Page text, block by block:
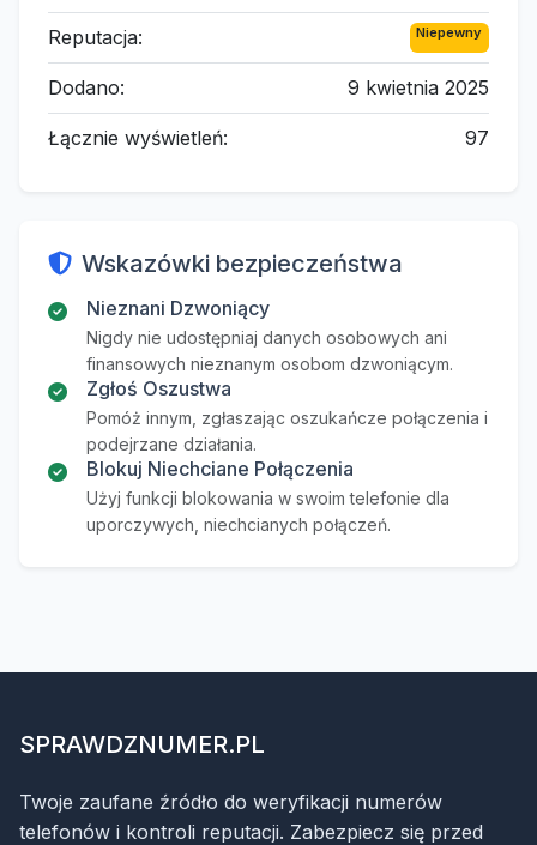
Reputacja: Niepewny
Dodano: 9 kwietnia 2025
Łącznie wyświetleń: 97
Wskazówki bezpieczeństwa
Nieznani Dzwoniący
Nigdy nie udostępniaj danych osobowych ani
finansowych nieznanym osobom dzwoniącym.
Zgłoś Oszustwa
Pomóż innym, zgłaszając oszukańcze połączenia i
podejrzane działania.
Blokuj Niechciane Połączenia
Użyj funkcji blokowania w swoim telefonie dla
uporczywych, niechcianych połączeń.
SPRAWDZNUMER.PL
Twoje zaufane źródło do weryfikacji numerów
telefonów i kontroli reputacji. Zabezpiecz się przed